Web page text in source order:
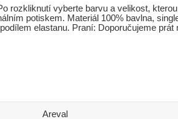
rozkliknutí vyberte barvu a velikost,
potiskem. Materiál 100% bavlna,
elastanu. Praní: Doporučujeme
Areval